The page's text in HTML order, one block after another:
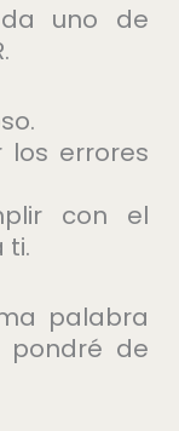
uno de
los errores
con el
ti.
palabra
pondré de